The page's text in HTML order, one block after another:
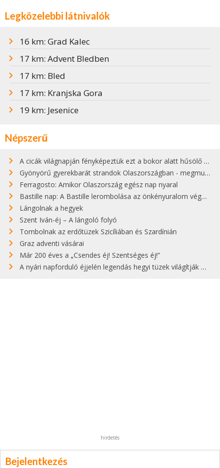
Legközelebbi látnivalók
16 km: Grad Kalec
17 km: Advent Bledben
17 km: Bled
17 km: Kranjska Gora
19 km: Jesenice
Népszerű
A cicák világnapján fényképeztük ezt a bokor alatt hűsölő cicát Kisorosziban
Gyönyörű gyerekbarát strandok Olaszországban - megmutatjuk a 15 legjobbat
Ferragosto: Amikor Olaszország egész nap nyaral
Bastille nap: A Bastille lerombolása az önkényuralom végét jelentette
Lángolnak a hegyek
Szent Iván-éj – A lángoló folyó
Tombolnak az erdőtüzek Szicíliában és Szardínián
Graz adventi vásárai
Már 200 éves a „Csendes éj! Szentséges éj!”
A nyári napforduló éjjelén legendás hegyi tüzek világítják meg Zugspitzét
hirdetés
Bejelentkezés